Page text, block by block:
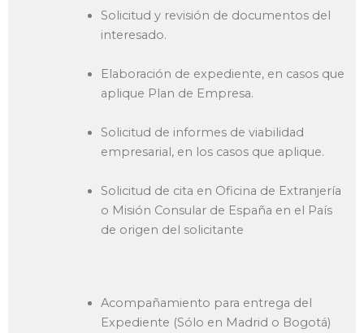
Solicitud y revisión de documentos del
interesado.
Elaboración de expediente, en casos que
aplique Plan de Empresa.
Solicitud de informes de viabilidad
empresarial, en los casos que aplique.
Solicitud de cita en Oficina de Extranjería
o Misión Consular de España en el País
de origen del solicitante
Acompañamiento para entrega del
Expediente (Sólo en Madrid o Bogotá)